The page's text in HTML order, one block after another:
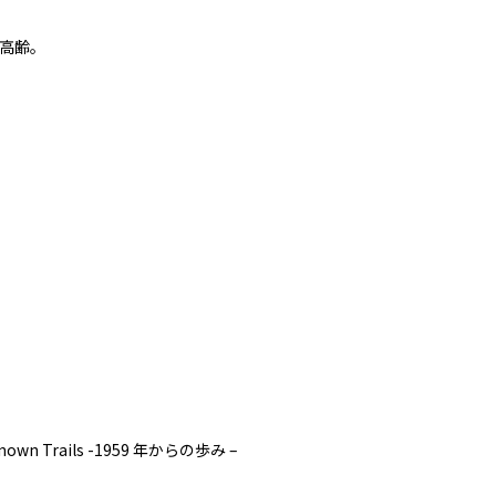
齢。
Trails -1959 年からの歩み –